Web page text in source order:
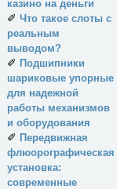
казино на деньги
✐ Что такое слоты с
реальным
выводом?
✐ Подшипники
шариковые упорные
для надежной
работы механизмов
и оборудования
✐ Передвижная
флюорографическая
установка:
современные